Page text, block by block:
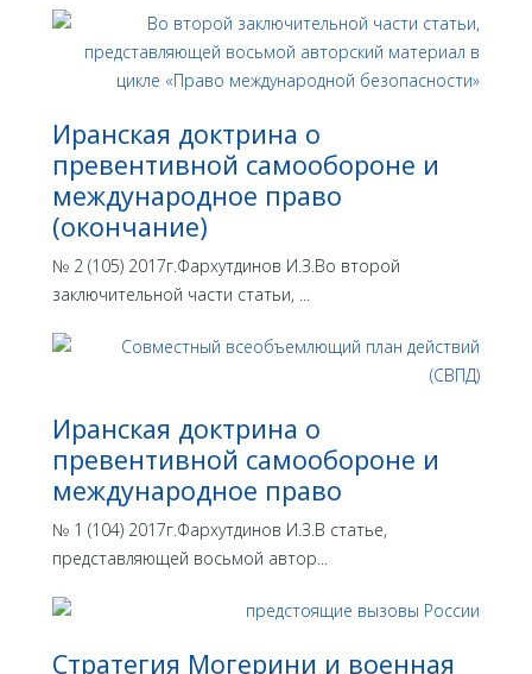
Иранская доктрина о
превентивной самообороне и
международное право
(окончание)
№ 2 (105) 2017г.Фархутдинов И.З.Во второй
заключительной части статьи, ...
Иранская доктрина о
превентивной самообороне и
международное право
№ 1 (104) 2017г.Фархутдинов И.З.В статье,
представляющей восьмой автор...
Стратегия Могерини и военная